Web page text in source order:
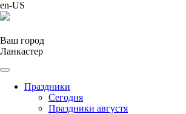
en-US
Ваш город
Ланкастер
Праздники
Cегодня
Праздники августя